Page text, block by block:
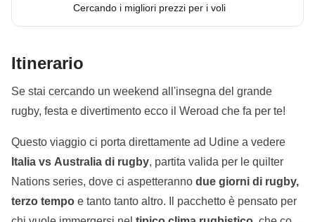
Cercando i migliori prezzi per i voli
Itinerario
Se stai cercando un weekend all'insegna del grande
rugby, festa e divertimento ecco il Weroad che fa per te!
Questo viaggio ci porta direttamente ad Udine a vedere
Italia vs Australia di rugby, partita valida per le quilter
Nations series, dove ci aspetteranno due giorni di rugby,
terzo tempo e tanto tanto altro. Il pacchetto è pensato per